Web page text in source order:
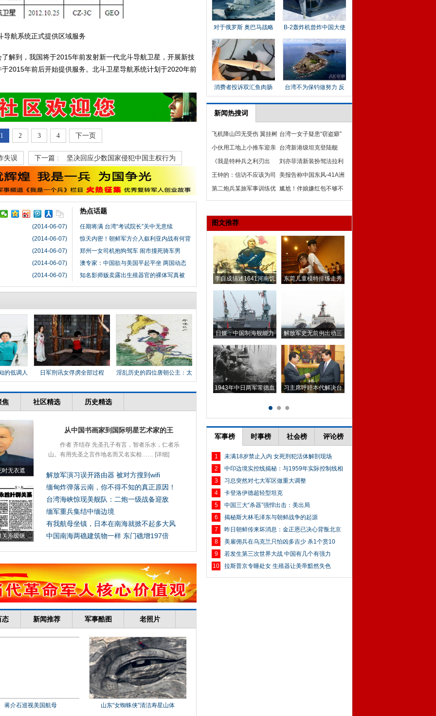
系统正式提供区域服务
到，我国将于2015年前发射新一代北斗导航卫星，开展新技
2015年前后开始提供服务。北斗卫星导航系统计划于2020年前
1 2 3 4 下一页
失误 下一篇 : 坚决回应少数国家侵犯中国主权行为
(2014-06-07)
(2014-06-07)
(2014-06-07)
(2014-06-07)
(2014-06-07)
热点话题
任期将满 台湾“考试院长”关中无意续
惊天内密！朝鲜军方介入叙利亚内战有何背
郑州一女司机抱狗驾车 闹市撞死骑车男
澳专家：中国欲与美国平起平坐 两国动态
知名影师贩卖露出生殖器官的裸体写真被
的低调人 日军刑讯女俘虏全部过程
淫乱历史的四位唐朝公主：太
平
新闻热搜词
飞机降山凹无受伤 翼挂树
上
台湾一女子疑患“窃盗癖”
小伙用工地上小推车迎亲
新娘蹲坐车斗内
台湾新港级坦克登陆舰
《我是特种兵之利刃出
鞘》：塑造英雄“中国偶
像”
刘亦菲清新装扮驾法拉利
外出会友被拍
王钟的：信访不应该为司
法兜底
美报告称中国东风-41A洲
际导弹 配分导多弹头
第二炮兵某旅军事训练优
秀率达98%以上
尴尬！伴娘嫌红包不够不
开门 新郎当场被气跑
军事榜 时事榜 社会榜 评论榜
1
未满18岁禁止入内 女死刑犯活体解剖现场
2
中印边境实控线揭秘：与1959年实际控制线相
3
习总突然对七大军区做重大调整
4
卡登洛伊德超轻型坦克
5
中国三大“杀器”强悍出击：美出局
6
揭秘斯大林毛泽东与朝鲜战争的起源
7
昨日朝鲜传来坏消息：金正恩已决心背叛北京
8
美雇佣兵在乌克兰只怕凶多吉少 杀1个赏10
9
若发生第三次世界大战 中国有几个有强力
10
拉斯普京专睡处女 生殖器让美帝黯然失色